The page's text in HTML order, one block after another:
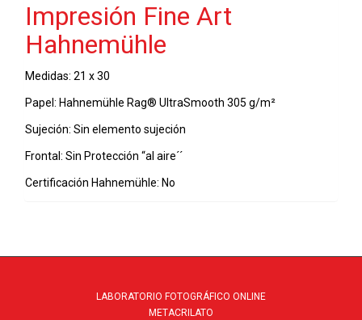
11-
cantidad
Impresión Fine Art
Hahnemühle
Medidas: 21 x 30
Papel: Hahnemühle Rag® UltraSmooth 305 g/m²
Sujeción: Sin elemento sujeción
Frontal: Sin Protección “al aire´´
Certificación Hahnemühle: No
LABORATORIO FOTOGRÁFICO ONLINE
METACRILATO